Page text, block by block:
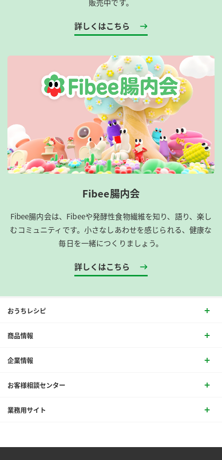
販売中です。
詳しくはこちら
Fibee腸内会
Fibee腸内会は、​Fibeeや発酵性食物繊維を知り、語り、楽し
むコミュニティです。​小さなしあわせを感じられる、健康な
毎日を一緒につくりましょう。
詳しくはこちら
おうちレシピ
商品情報
企業情報
お客様相談センター
業務用サイト